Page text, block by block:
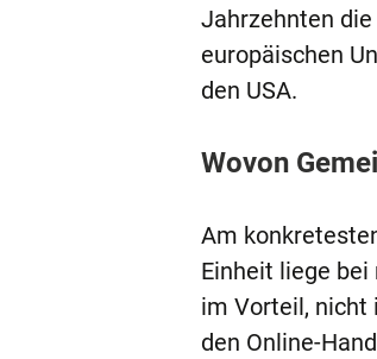
Jahrzehnten
europäischen
den USA.
Wovon
Am
Einheit liege bei
im Vorteil, nicht
den Online-